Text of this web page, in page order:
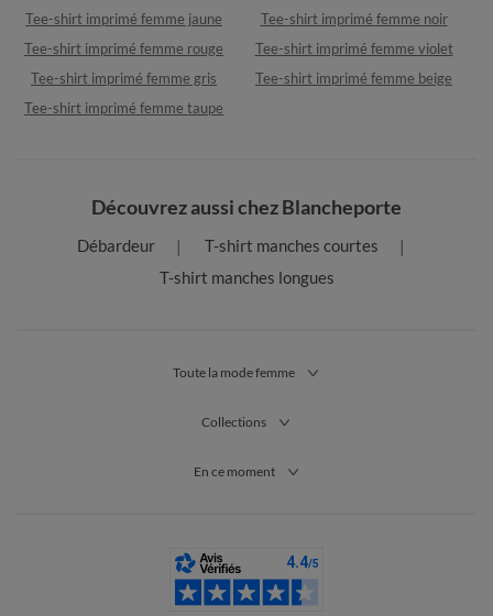
Tee-shirt imprimé femme jaune
Tee-shirt imprimé femme noir
Tee-shirt imprimé femme rouge
Tee-shirt imprimé femme violet
Tee-shirt imprimé femme gris
Tee-shirt imprimé femme beige
Tee-shirt imprimé femme taupe
Découvrez aussi chez Blancheporte
Débardeur
T-shirt manches courtes
T-shirt manches longues
Toute la mode femme
Collections
En ce moment